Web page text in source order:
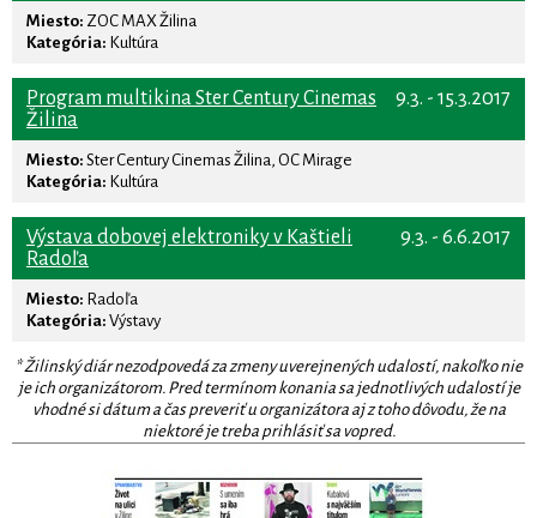
Miesto: ZOC MAX Žilina
Kategória: Kultúra
9.3. - 15.3.2017
Program multikina Ster Century Cinemas
Žilina
Miesto: Ster Century Cinemas Žilina, OC Mirage
Kategória: Kultúra
9.3. - 6.6.2017
Výstava dobovej elektroniky v Kaštieli
Radoľa
Miesto: Radoľa
Kategória: Výstavy
* Žilinský diár nezodpovedá za zmeny uverejnených udalostí, nakoľko nie
je ich organizátorom. Pred termínom konania sa jednotlivých udalostí je
vhodné si dátum a čas preveriť u organizátora aj z toho dôvodu, že na
niektoré je treba prihlásiť sa vopred.